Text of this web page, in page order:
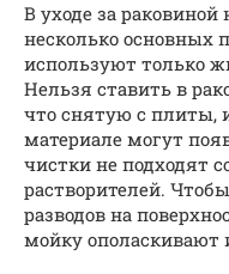
В уходе за
несколько
используют только
Нельзя ставить в
что снятую с плиты,
материале могут
чистки не подходят
растворителей.
разводов на
мойку ополаскивают